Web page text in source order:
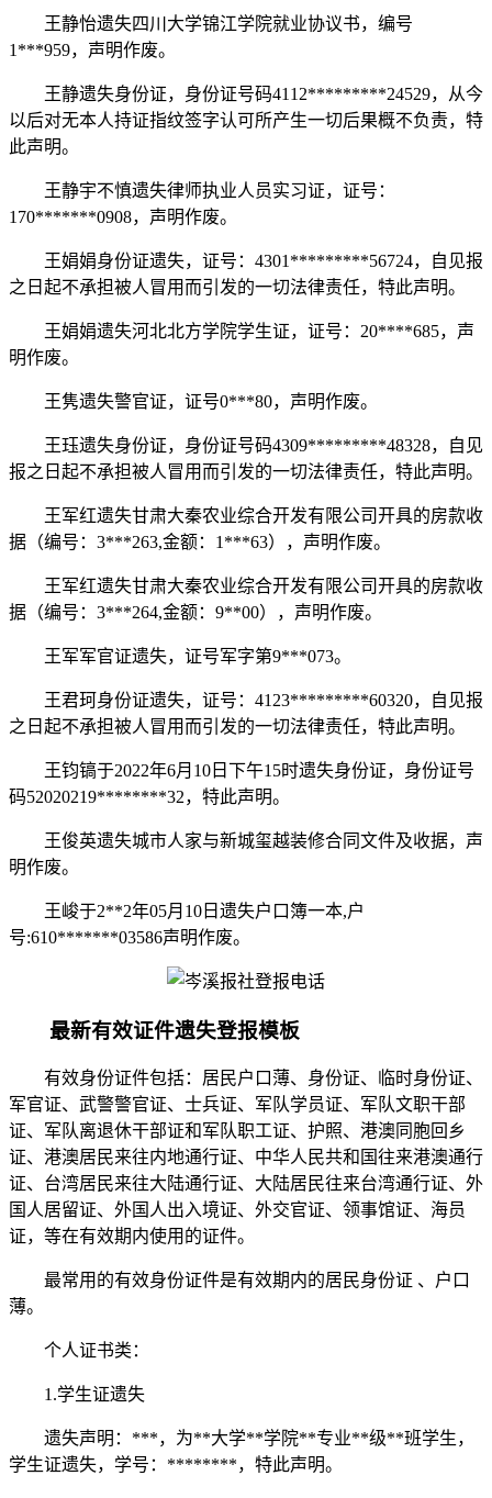
王静怡遗失四川大学锦江学院就业协议书，编号
1***959，声明作废。
王静遗失身份证，身份证号码4112*********24529，从今
以后对无本人持证指纹签字认可所产生一切后果概不负责，特
此声明。
王静宇不慎遗失律师执业人员实习证，证号：
170*******0908，声明作废。
王娟娟身份证遗失，证号：4301*********56724，自见报
之日起不承担被人冒用而引发的一切法律责任，特此声明。
王娟娟遗失河北北方学院学生证，证号：20****685，声
明作废。
王隽遗失警官证，证号0***80，声明作废。
王珏遗失身份证，身份证号码4309*********48328，自见
报之日起不承担被人冒用而引发的一切法律责任，特此声明。
王军红遗失甘肃大秦农业综合开发有限公司开具的房款收
据（编号：3***263,金额：1***63），声明作废。
王军红遗失甘肃大秦农业综合开发有限公司开具的房款收
据（编号：3***264,金额：9**00），声明作废。
王军军官证遗失，证号军字第9***073。
王君珂身份证遗失，证号：4123*********60320，自见报
之日起不承担被人冒用而引发的一切法律责任，特此声明。
王钧镐于2022年6月10日下午15时遗失身份证，身份证号
码52020219********32，特此声明。
王俊英遗失城市人家与新城玺越装修合同文件及收据，声
明作废。
王峻于2**2年05月10日遗失户口簿一本,户
号:610*******03586声明作废。
最新有效证件遗失登报模板
有效身份证件包括：居民户口薄、身份证、临时身份证、
军官证、武警警官证、士兵证、军队学员证、军队文职干部
证、军队离退休干部证和军队职工证、护照、港澳同胞回乡
证、港澳居民来往内地通行证、中华人民共和国往来港澳通行
证、台湾居民来往大陆通行证、大陆居民往来台湾通行证、外
国人居留证、外国人出入境证、外交官证、领事馆证、海员
证，等在有效期内使用的证件。
最常用的有效身份证件是有效期内的居民身份证 、户口
薄。
个人证书类：
1.学生证遗失
遗失声明：***，为**大学**学院**专业**级**班学生，
学生证遗失，学号：********，特此声明。